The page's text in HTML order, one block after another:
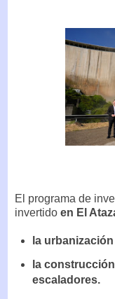
El programa de
invertido en El
la
la
escaladores.